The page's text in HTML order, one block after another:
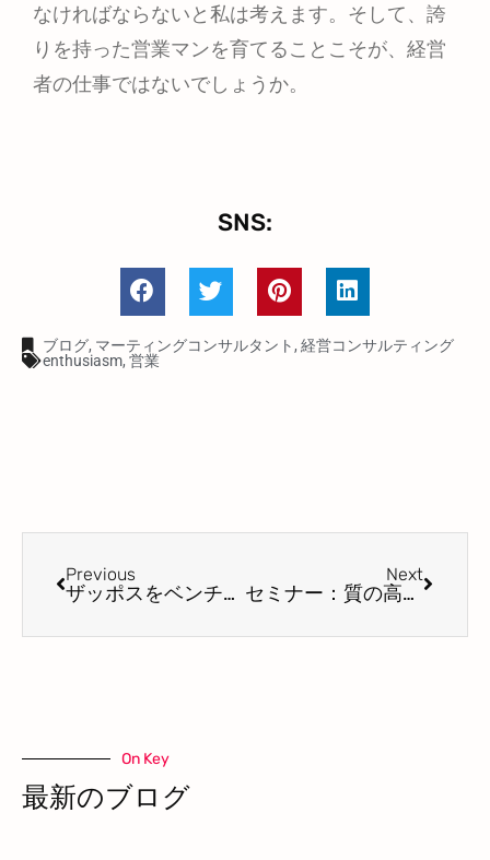
なければならないと私は考えます。そして、誇
りを持った営業マンを育てることこそが、経営
者の仕事ではないでしょうか。
SNS:
ブログ, マーティングコンサルタント , 経営コンサルティング
enthusiasm, 営業
Previous
ザッポスをベンチーマーキングして「企業文化を高めろ！」
Next
セミナー：質の高い企業文化を構築して育むためのセミナー
On Key
最新のブログ